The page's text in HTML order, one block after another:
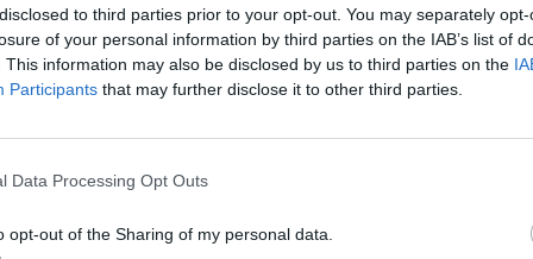
to third parties prior to your opt-out. You may separately
of your personal information by third parties on the IAB’s list of
This information may also be disclosed by us to third parties on the
Participants that may further disclose it to other third parties.
Data Processing Opt Outs
opt-out of the Sharing of my personal data.
Autunnale di Canegrate torna con
di musica e cultura
in centro paese si terrà lunedì 5 settembre. Dalle 8 alle 18